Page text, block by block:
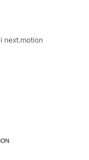
next.motion